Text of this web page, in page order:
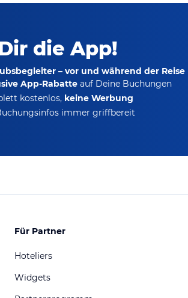
die App!
– vor und während der Reise
App-Rabatte auf Deine Buchungen
kostenlos, keine Werbung
immer griffbereit
Für Partner
Hoteliers
Widgets